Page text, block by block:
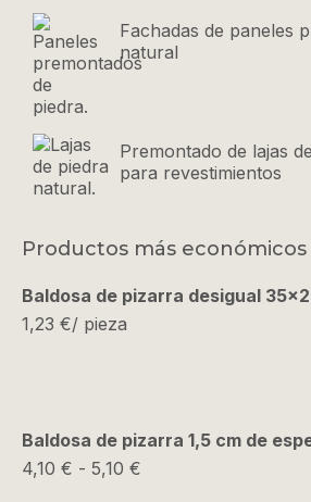
Fachadas de paneles
natural
Premontado de lajas
para revestimientos
Productos más económicos
Baldosa de pizarra desigual
1,23 €/ pieza
Baldosa de pizarra 1,5 cm de
4,10 € - 5,10 €